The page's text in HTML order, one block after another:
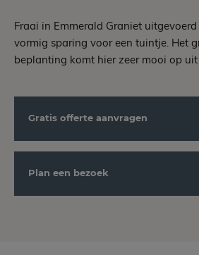
Fraai in Emmerald Graniet
vormig sparing voor een tuintje. Het
beplanting komt hier zeer mooi op uit
Gratis offerte aanvragen
Plan een bezoek